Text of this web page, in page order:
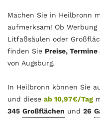
Machen Sie in Heilbronn
aufmerksam! Ob
Litfaßsäulen oder
finden Sie Preise, Termine
von Augsburg.
In Heilbronn können Sie
und diese ab 10,97€/Tag
345 Großflächen und 26